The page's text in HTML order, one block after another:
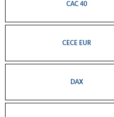
CAC 40
CECE EUR
DAX